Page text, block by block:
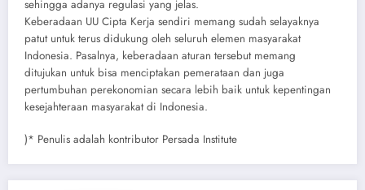
sehingga adanya regulasi yang jelas.
Keberadaan UU Cipta Kerja sendiri memang sudah selayaknya
patut untuk terus didukung oleh seluruh elemen masyarakat
Indonesia. Pasalnya, keberadaan aturan tersebut memang
ditujukan untuk bisa menciptakan pemerataan dan juga
pertumbuhan perekonomian secara lebih baik untuk kepentingan
kesejahteraan masyarakat di Indonesia.
)* Penulis adalah kontributor Persada Institute